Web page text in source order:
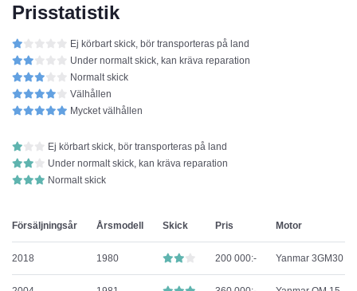
Prisstatistik
Ej körbart skick, bör transporteras på land
Under normalt skick, kan kräva reparation
Normalt skick
Välhållen
Mycket välhållen
Ej körbart skick, bör transporteras på land
Under normalt skick, kan kräva reparation
Normalt skick
Försäljningsår Årsmodell Skick Pris Motor
2018 1980 200 000:- Yanmar 3GM30